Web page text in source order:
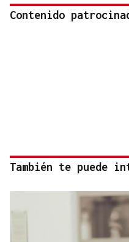
Contenido
También te puede